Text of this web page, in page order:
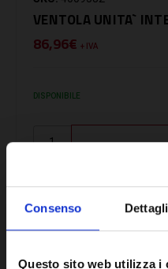
Consenso Dettagli
Questo sito web utilizza i
VENTOLA UNITA`
86,96€ + IVA
DISPONIBILE